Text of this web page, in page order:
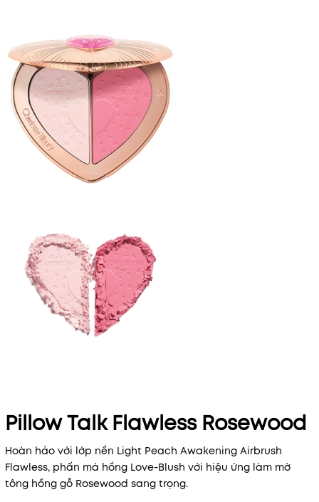
Pillow Talk Flawless Rosewood
Hoàn hảo với lớp nền Light Peach Awakening Airbrush
Flawless, phấn má hồng Love-Blush với hiệu ứng làm mờ
tông hồng gỗ Rosewood sang trọng.